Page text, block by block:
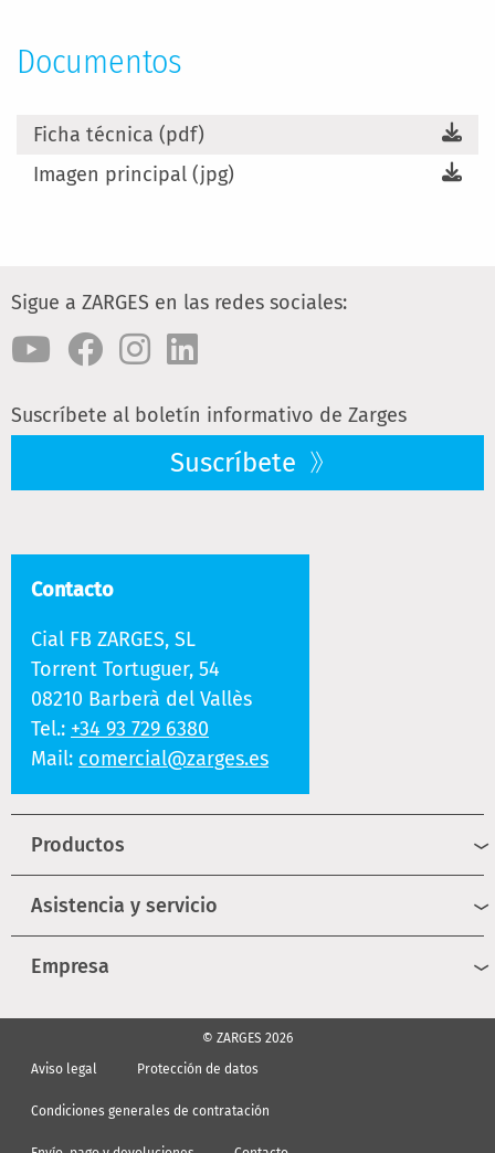
Documentos
Ficha técnica (pdf)
Imagen principal (jpg)
Sigue a ZARGES en las redes sociales:
Suscríbete al boletín informativo de Zarges
Suscríbete
Contacto
Cial FB ZARGES, SL
Torrent Tortuguer, 54
08210 Barberà del Vallès
Tel.: +34 93 729 6380
Mail: comercial@zarges.es
Productos
Asistencia y servicio
Empresa
© ZARGES 2026
Aviso legal
Protección de datos
Condiciones generales de contratación